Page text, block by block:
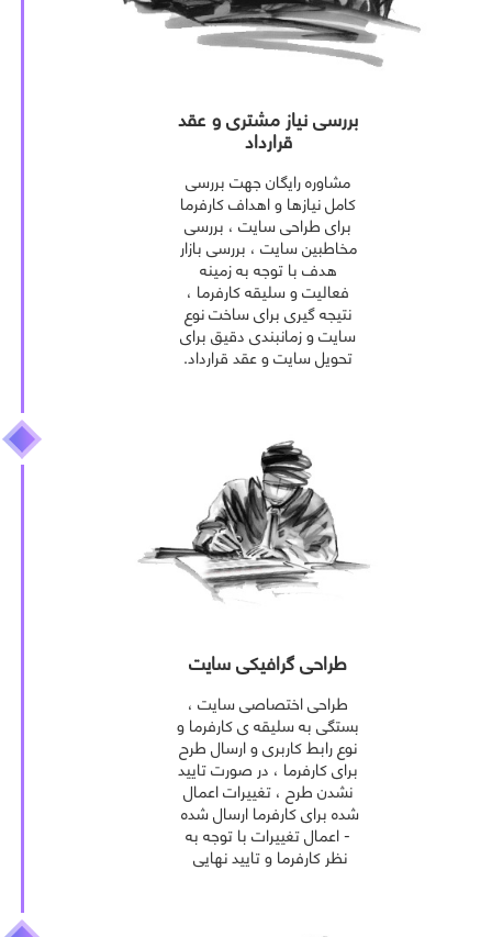
بررسی نیاز مشتری و عقد
قرارداد
مشاوره رایگان جهت بررسی
کامل نیازها و اهداف کارفرما
برای طراحی سایت ، بررسی
مخاطبین سایت ، بررسی بازار
هدف با توجه به زمینه
فعالیت و سلیقه کارفرما ،
نتیجه گیری برای ساخت نوع
سایت و زمانبندی دقیق برای
تحویل سایت و عقد قرارداد.
طراحی گرافیکی سایت
طراحی اختصاصی سایت ،
بستگی به سلیقه ی کارفرما و
نوع رابط کاربری و ارسال طرح
برای کارفرما ، در صورت تایید
نشدن طرح ، تغییرات اعمال
شده برای کارفرما ارسال شده
- اعمال تغییرات با توجه به
نظر کارفرما و تایید نهایی